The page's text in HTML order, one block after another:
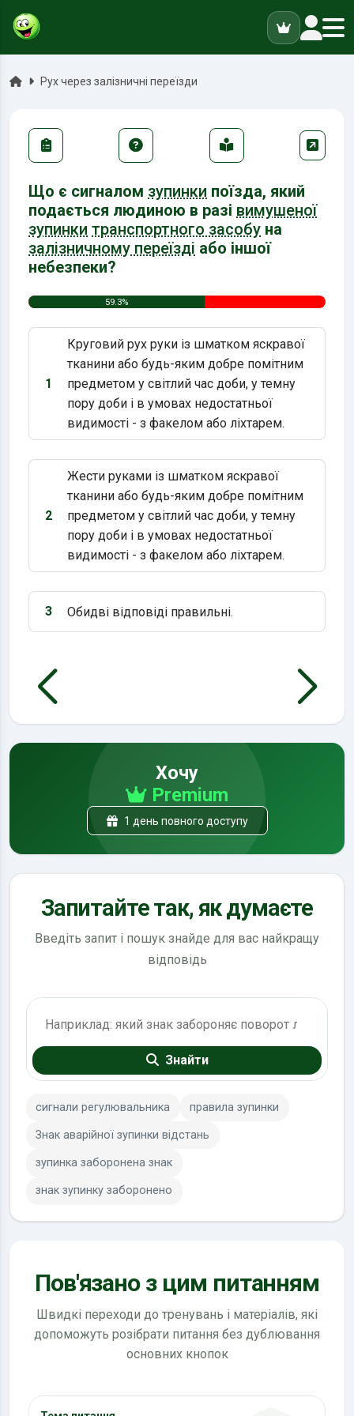
ГоловнаРух через залізничні переїзди
Що є сигналом зупинки поїзда, який
подається людиною в разі вимушеної
зупинки транспортного засобу на
залізничному переїзді або іншої
небезпеки?
59.3%
Варіант 1:
1
Круговий рух руки із шматком яскравої
тканини або будь-яким добре помітним
предметом у світлий час доби, у темну
пору доби і в умовах недостатньої
видимості - з факелом або ліхтарем.
Варіант 2:
2
Жести руками із шматком яскравої
тканини або будь-яким добре помітним
предметом у світлий час доби, у темну
пору доби і в умовах недостатньої
видимості - з факелом або ліхтарем.
Варіант 3:
3 Обидві відповіді правильні.
Хочу
Premium
1 день повного доступу
Запитайте так, як думаєте
Введіть запит і пошук знайде для вас найкращу
відповідь
Знайти
сигнали регулювальника правила зупинки
Знак аварійної зупинки відстань
зупинка заборонена знак
знак зупинку заборонено
Пов'язано з цим питанням
Швидкі переходи до тренувань і матеріалів, які
допоможуть розібрати питання без дублювання
основних кнопок